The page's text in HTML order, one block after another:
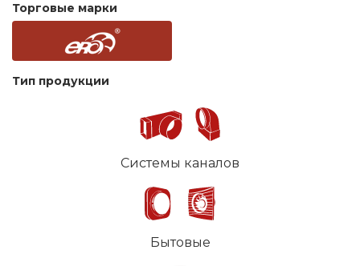
Торговые марки
Тип продукции
Системы каналов
Бытовые